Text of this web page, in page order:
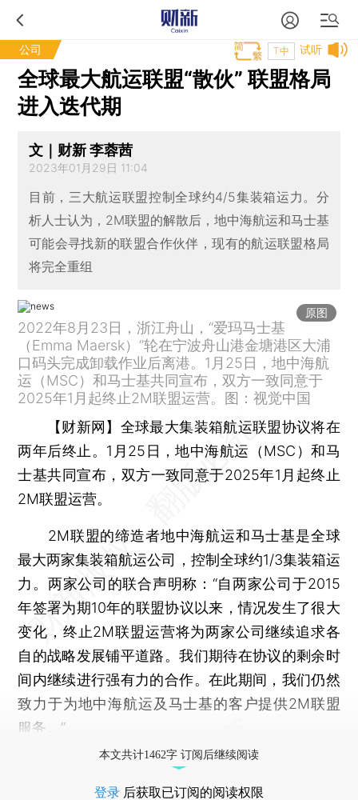
公司 试听
T中
全球最大航运联盟“散伙” 联盟格局
进入迭代期
文｜财新 李蓉茜
2023年01月29日 11:04
目前，三大航运联盟控制全球约4/5集装箱运力。分
析人士认为，2M联盟的解散后，地中海航运和马士基
可能会寻找新的联盟合作伙伴，现有的航运联盟格局
将完全重组
原图
2022年8月23日，浙江舟山，“爱玛马士基
（Emma Maersk）”轮在宁波舟山港金塘港区大浦
口码头完成卸载作业后离港。1月25日，地中海航
运（MSC）和马士基共同宣布，双方一致同意于
2025年1月起终止2M联盟运营。图：视觉中国
【财新网】 全球最大集装箱航运联盟协议将在
两年后终止。1月25日，地中海航运（MSC）和马
士基共同宣布，双方一致同意于2025年1月起终止
2M联盟运营。
2M联盟的缔造者地中海航运和马士基是全球
最大两家集装箱航运公司，控制全球约1/3集装箱运
力。两家公司的联合声明称：“自两家公司于2015
年签署为期10年的联盟协议以来，情况发生了很大
变化，终止2M联盟运营将为两家公司继续追求各
自的战略发展铺平道路。我们期待在协议的剩余时
间内继续进行强有力的合作。在此期间，我们仍然
致力于为地中海航运及马士基的客户提供2M联盟
服务。”
本文共计1462字 订阅后继续阅读
登录 后获取已订阅的阅读权限